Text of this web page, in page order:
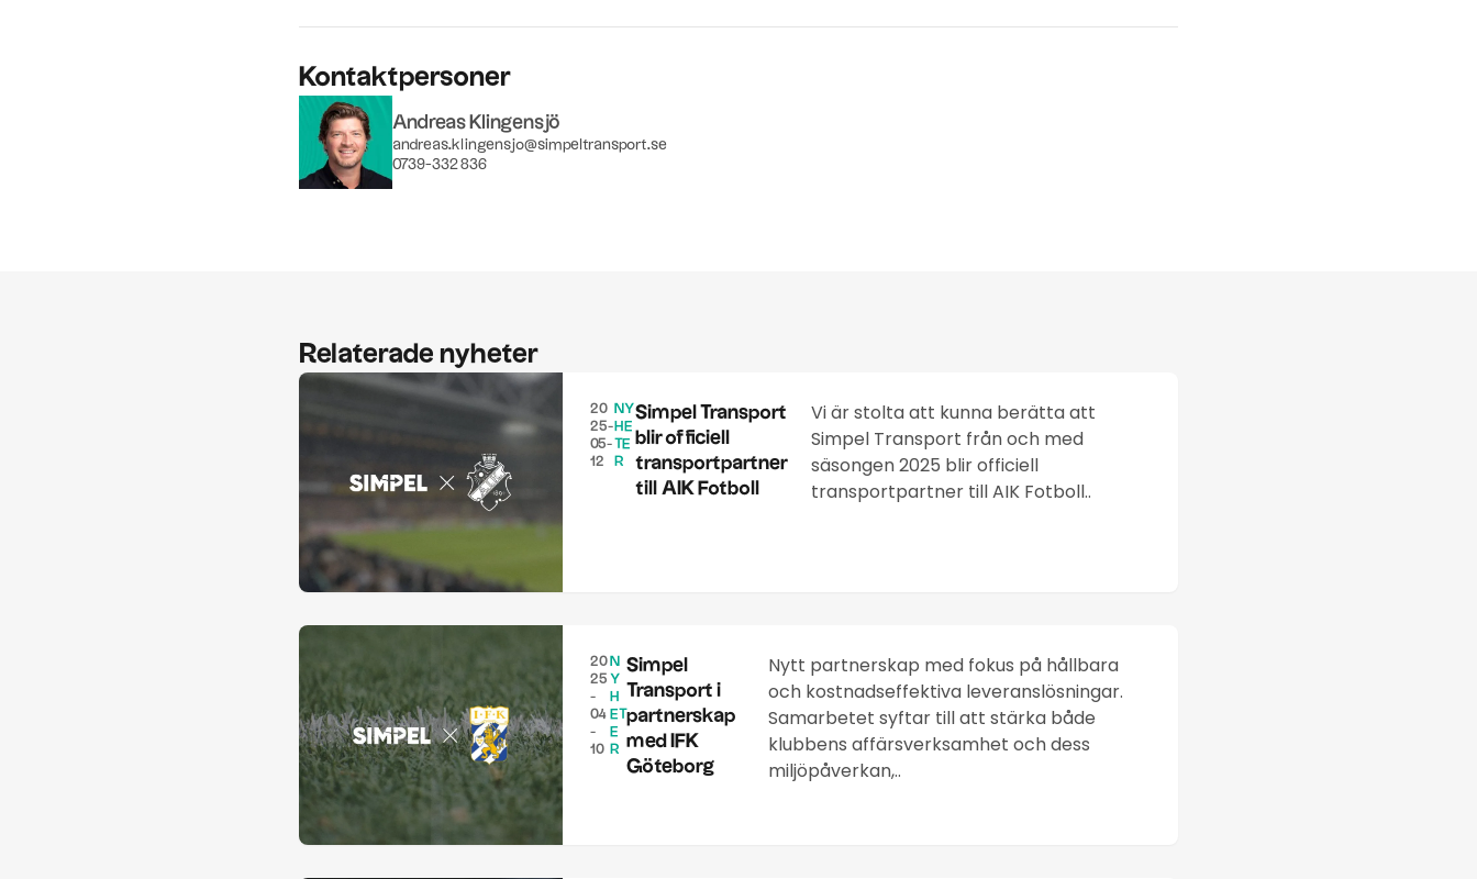
Kontaktpersoner
Andreas Klingensjö
andreas.klingensjo@simpeltransport.se
0739-332 836
Relaterade nyheter
20
25-
05-
12
NY
HE
TE
R
Simpel Transport
blir officiell
transportpartner
till AIK Fotboll
Vi är stolta att kunna berätta att
Simpel Transport från och med
säsongen 2025 blir officiell
transportpartner till AIK Fotboll..
20
25
-
04
-
10
N
Y
H
ET
E
R
Simpel
Transport i
partnerskap
med IFK
Göteborg
Nytt partnerskap med fokus på hållbara
och kostnadseffektiva leveranslösningar.
Samarbetet syftar till att stärka både
klubbens affärsverksamhet och dess
miljöpåverkan,..